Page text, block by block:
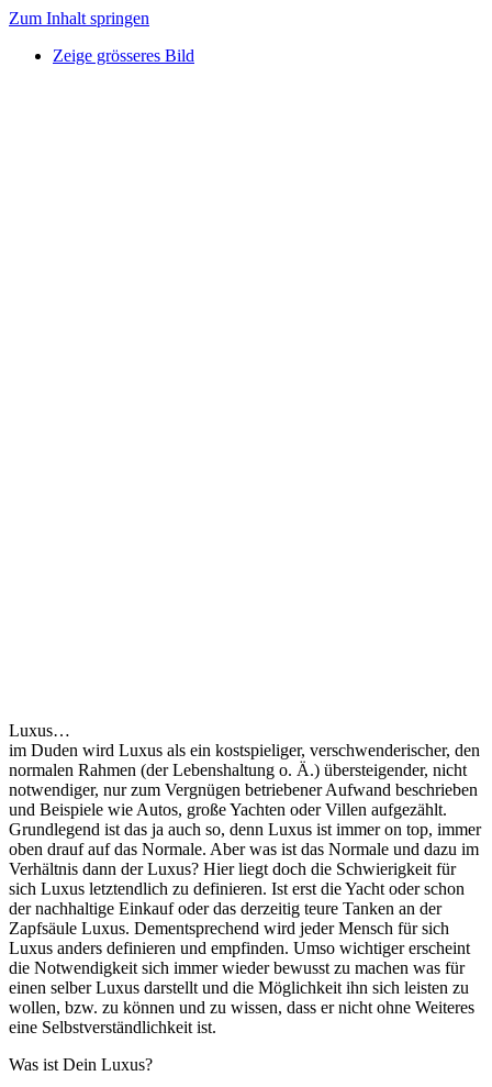
Zum Inhalt springen
Zeige grösseres Bild
Luxus…
im Duden wird Luxus als ein kostspieliger, verschwenderischer, den
normalen Rahmen (der Lebenshaltung o. Ä.) übersteigender, nicht
notwendiger, nur zum Vergnügen betriebener Aufwand beschrieben
und Beispiele wie Autos, große Yachten oder Villen aufgezählt.
Grundlegend ist das ja auch so, denn Luxus ist immer on top, immer
oben drauf auf das Normale. Aber was ist das Normale und dazu im
Verhältnis dann der Luxus? Hier liegt doch die Schwierigkeit für
sich Luxus letztendlich zu definieren. Ist erst die Yacht oder schon
der nachhaltige Einkauf oder das derzeitig teure Tanken an der
Zapfsäule Luxus. Dementsprechend wird jeder Mensch für sich
Luxus anders definieren und empfinden. Umso wichtiger erscheint
die Notwendigkeit sich immer wieder bewusst zu machen was für
einen selber Luxus darstellt und die Möglichkeit ihn sich leisten zu
wollen, bzw. zu können und zu wissen, dass er nicht ohne Weiteres
eine Selbstverständlichkeit ist.
Was ist Dein Luxus?